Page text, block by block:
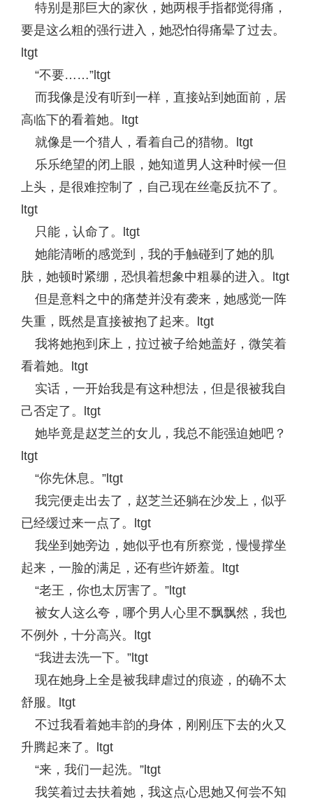
特别是那巨大的家伙，她两根手指都觉得痛，
要是这么粗的强行进入，她恐怕得痛晕了过去。
ltgt
“不要……”ltgt
而我像是没有听到一样，直接站到她面前，居
高临下的看着她。ltgt
就像是一个猎人，看着自己的猎物。ltgt
乐乐绝望的闭上眼，她知道男人这种时候一但
上头，是很难控制了，自己现在丝毫反抗不了。
ltgt
只能，认命了。ltgt
她能清晰的感觉到，我的手触碰到了她的肌
肤，她顿时紧绷，恐惧着想象中粗暴的进入。ltgt
但是意料之中的痛楚并没有袭来，她感觉一阵
失重，既然是直接被抱了起来。ltgt
我将她抱到床上，拉过被子给她盖好，微笑着
看着她。ltgt
实话，一开始我是有这种想法，但是很被我自
己否定了。ltgt
她毕竟是赵芝兰的女儿，我总不能强迫她吧？
ltgt
“你先休息。”ltgt
我完便走出去了，赵芝兰还躺在沙发上，似乎
已经缓过来一点了。ltgt
我坐到她旁边，她似乎也有所察觉，慢慢撑坐
起来，一脸的满足，还有些许娇羞。ltgt
“老王，你也太厉害了。”ltgt
被女人这么夸，哪个男人心里不飘飘然，我也
不例外，十分高兴。ltgt
“我进去洗一下。”ltgt
现在她身上全是被我肆虐过的痕迹，的确不太
舒服。ltgt
不过我看着她丰韵的身体，刚刚压下去的火又
升腾起来了。ltgt
“来，我们一起洗。”ltgt
我笑着过去扶着她，我这点心思她又何尝不知